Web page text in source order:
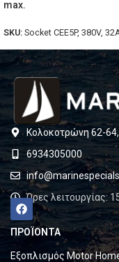
max.
SKU: Socket CEE5P, 380V,
Κολοκοτρώνη 62-
6934305000
Ώρες λειτουργίας:
ΠΡΟΪΟΝΤΑ
Εξοπλισμός Motor